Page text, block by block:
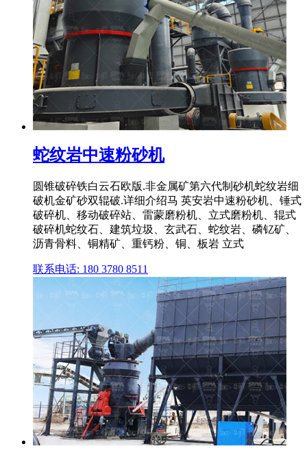
蛇纹岩中速粉砂机
圆锥破碎铁白云石欧版.非金属矿第六代制砂机蛇纹岩细
破机金矿砂双辊破.详细介绍马 英安岩中速粉砂机、锤式
破碎机、移动破碎站、雷蒙磨粉机、立式磨粉机、辊式
破碎机蛇纹石、建筑垃圾、玄武石、蛇纹岩、磷钇矿、
沥青骨料、铜精矿、重钙粉、铜、板岩 立式
联系电话: 180 3780 8511